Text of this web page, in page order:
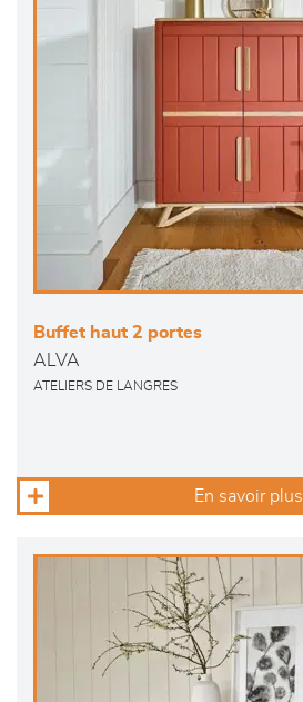
Buffet haut 2 portes
ALVA
ATELIERS DE LANGRES
En savoir plus